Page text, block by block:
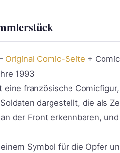
Original Comic-Seite +
1993
eine französische
dargestellt, die als
der Front erkennbaren,
Symbol für die Opfer